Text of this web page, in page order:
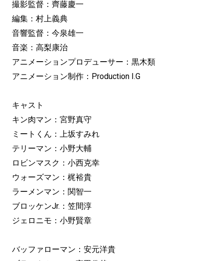
撮影監督：齊藤慶一
編集：村上義典
音響監督：今泉雄一
音楽：高梨康治
アニメーションプロデューサー：黒木類
アニメーション制作：Production I.G
キャスト
キン肉マン：宮野真守
ミートくん：上坂すみれ
テリーマン：小野大輔
ロビンマスク：小西克幸
ウォーズマン：梶裕貴
ラーメンマン：関智一
ブロッケンJr.：笠間淳
ジェロニモ：小野賢章
バッファローマン：安元洋貴